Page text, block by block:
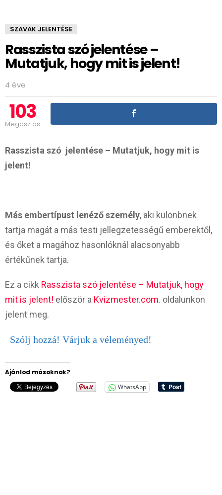
SZAVAK JELENTÉSE
Rasszista szó jelentése –
Mutatjuk, hogy mit is jelent!
4 éve
103
Megosztás
Rasszista szó jelentése – Mutatjuk, hogy mit is
jelent!
Más embertípust lenéző személy, aki különbnek
tartja magát a más testi jellegzetességű emberektől,
és őket a magához hasonlóknál alacsonyabb
értékűnek tartja.
Ez a cikk Rasszista szó jelentése – Mutatjuk, hogy
mit is jelent! először a Kvízmester.com. oldalunkon
jelent meg.
Szólj hozzá! Várjuk a véleményed!
Ajánlod másoknak?
WhatsApp